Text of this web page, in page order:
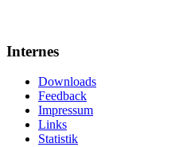
Internes
Downloads
Feedback
Impressum
Links
Statistik